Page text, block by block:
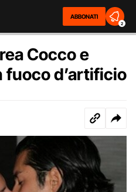
ABBONATI
2
Cocco e
fuoco d’artificio